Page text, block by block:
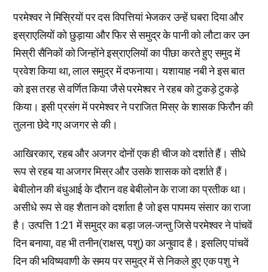
परमेश्वर ने मिस्रियों पर दस विपत्तियां भेजकर उन्हें घबरा दिया और
इस्राएलियों को छुड़ाया और फिर से समुद्र के पानी को लौटा कर उन
मिस्री सैनिकों को जिन्होंने इस्राएलियों का पीछा करते हुए समुद में
प्रवेश किया था, लाल समुद्र में दफनाया। यशायाह नबी ने इस बात
को इस तरह से वर्णित किया जैसे परमेश्वर ने रहब को टुकड़े टुकड़े
किया। इसी प्रसंग में परमेश्वर ने पराजित मिस्र के शासक फिरौन की
तुलना छेदे गए अजगर से की।
आखिरकार, रहब और अजगर दोनों एक ही चीज को दर्शाते हैं। सीधे
रूप से रहब या अजगर मिस्र और उसके शासक को दर्शाते हैं।
बेबीलोन की बंधुआई के दौरान वह बेबीलोन के राजा का प्रतीक था।
असीधे रूप से वह शैतान को दर्शाता है जो इस पापमय संसार का राजा
है। उत्पत्ति 1:21 में समुद्र का बड़ा जल-जन्तु जिसे परमेश्वर ने पांचवें
दिन बनाया, वह भी तनीन(राक्षस, पशु) का अनुवाद है। इसलिए पांचवें
दिन की भविष्यवाणी के समय पर समुद्र में से निकले हुए एक पशु ने